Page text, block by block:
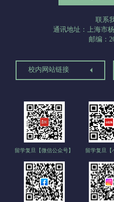
联系
通讯地址：上海市
邮编：
校内网站链接
留学复旦【微信公众号】 留学复旦【